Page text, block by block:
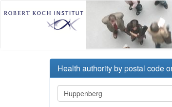
Health authority by postal code